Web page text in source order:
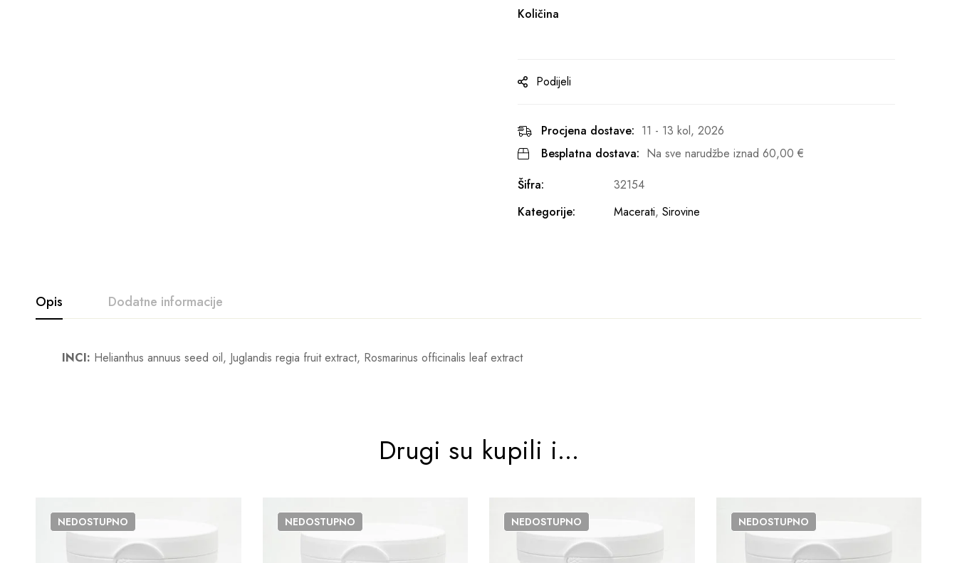
Količina
Podijeli
Procjena dostave: 11 - 13 kol, 2026
Besplatna dostava: Na sve narudžbe iznad 60,00 €
Šifra:
32154
Kategorije:
Macerati, Sirovine
Opis Dodatne informacije
INCI: Helianthus annuus seed oil, Juglandis regia fruit extract, Rosmarinus officinalis leaf extract
Drugi su kupili i...
NEDOSTUPNO NEDOSTUPNO NEDOSTUPNO NEDOSTUPNO